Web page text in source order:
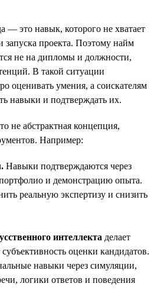
— это навык, которого не хватает
запуска проекта. Поэтому найм
не на дипломы и должности,
В такой ситуации
оценивать умения, а соискателям
навыки и подтверждать их.
не абстрактная концепция,
Например:
Навыки подтверждаются через
и демонстрацию опыта.
реальную экспертизу и снизить
интеллекта делает
оценки кандидатов.
навыки через симуляции,
логики ответов и поведения